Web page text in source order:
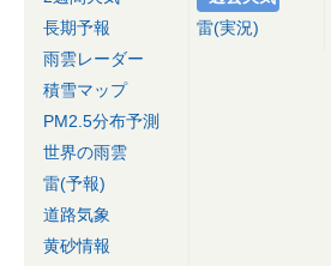
長期予報
雨雲レーダー
積雪マップ
PM2.5分布予測
世界の雨雲
雷(予報)
道路気象
黄砂情報
雷(実況)